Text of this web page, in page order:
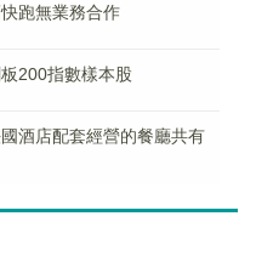
跑無業務合作
200指數樣本股
酒店配套經營的餐廳共有